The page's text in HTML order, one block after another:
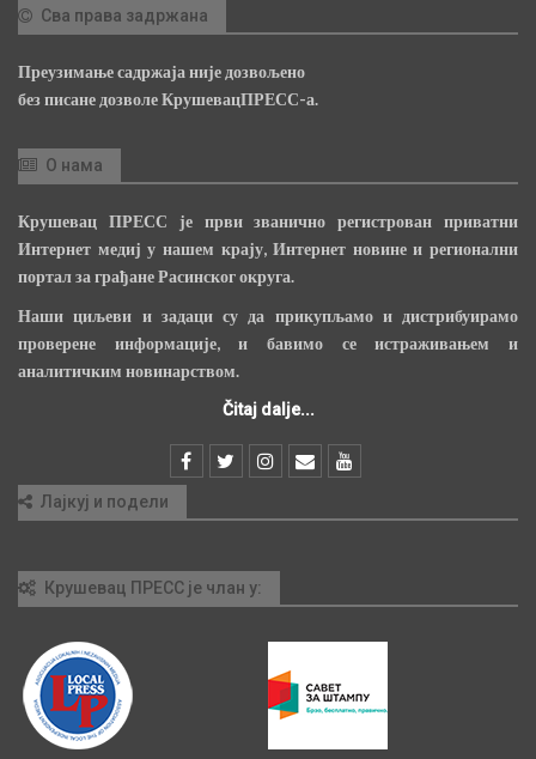
Сва права задржана
Преузимање садржаја није дозвољено
без писане дозволе КрушевацПРЕСС-а.
О нама
Крушевац ПРЕСС је први званично регистрован приватни
Интернет медиј у нашем крају, Интернет новине и регионални
портал за грађане Расинског округа.
Наши циљеви и задаци су да прикупљамо и дистрибуирамо
проверене информације, и бавимо се истраживањем и
аналитичким новинарством.
Čitaj dalje...
Лајкуј и подели
Крушевац ПРЕСС је члан у: